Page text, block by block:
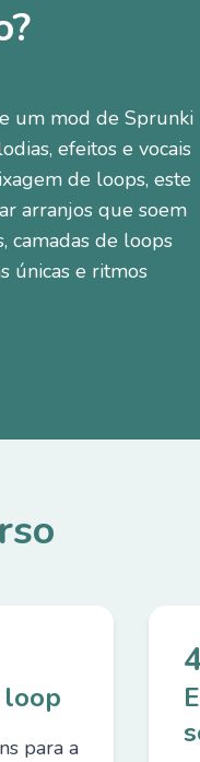
um mod de Sprunki
efeitos e vocais
de loops, este
arranjos que soem
camadas de loops
únicas e ritmos
loop
para a